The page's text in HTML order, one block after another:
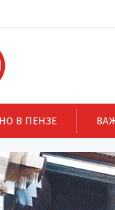
В ПЕНЗЕ